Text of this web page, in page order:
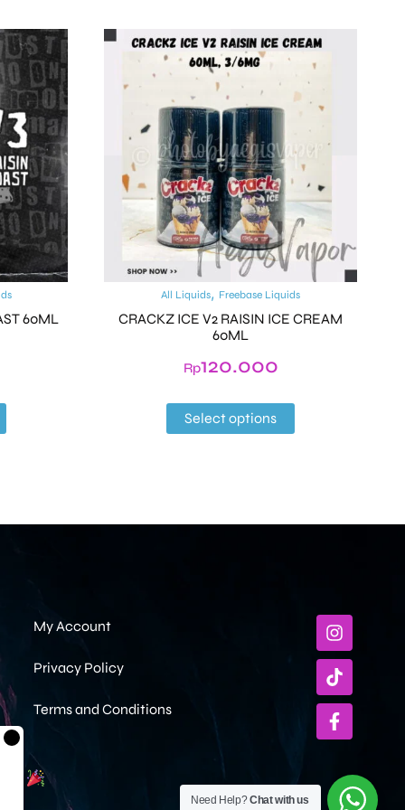
60ML
All Liquids, Freebase Liquids
CRACKZ ICE V2 RAISIN ICE CREAM
60ML
Rp120.000
Select options
My Account
Privacy Policy
Terms and Conditions
Need Help?Chat with us
×